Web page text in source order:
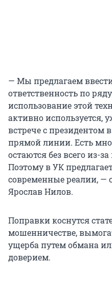
— Мы предлагаем
ответственность по
использование этой
активно используется,
встрече с президентом
прямой линии. Есть
остаются без всего из-
Поэтому в УК
современные реалии, —
Ярослав Нилов.
Поправки коснутся
мошенничестве,
ущерба путем обмана
доверием.